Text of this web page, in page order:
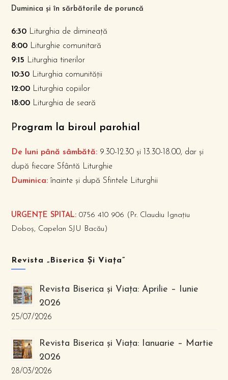
Duminica și în sărbătorile de poruncă
6:30 Liturghia de dimineață
8:00 Liturghie comunitară
9:15 Liturghia tinerilor
10:30 Liturghia comunității
12:00 Liturghia copiilor
18:00 Liturghia de seară
Program la biroul parohial
De luni până sâmbătă: 9.30-12.30 și 13.30-18.00, dar și
după fiecare Sfântă Liturghie
Duminica: înainte și după Sfintele Liturghii
URGENȚE SPITAL: 0756 410 906 (Pr. Claudiu Ignațiu
Doboș, Capelan SJU Bacău)
Revista „Biserica Și Viața”
Revista Biserica și Viața: Aprilie – Iunie
2026
25/07/2026
Revista Biserica și Viața: Ianuarie – Martie
2026
28/03/2026